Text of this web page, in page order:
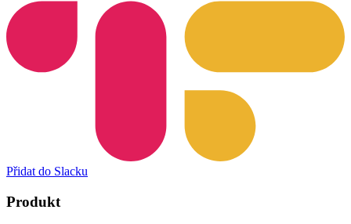
Přidat do Slacku
Produkt